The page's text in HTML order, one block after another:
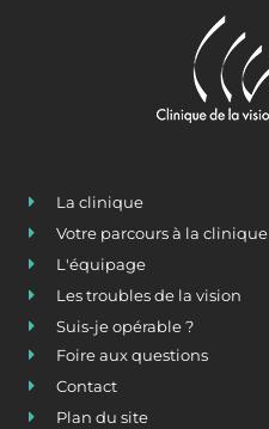
La clinique
Votre parcours à la clinique
L'équipage
Les troubles de la vision
Suis-je opérable ?
Foire aux questions
Contact
Plan du site